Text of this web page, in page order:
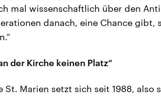
mal wissenschaftlich über den
danach, eine Chance gibt,
der Kirche keinen Platz“
Marien setzt sich seit 1988, also